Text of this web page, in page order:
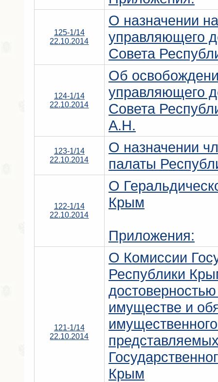
125-1/14
22.10.2014
О назначении
управляющего
Совета
124-1/14
22.10.2014
Об
управляющего
Совета
А.Н.
123-1/14
22.10.2014
О назначении
палаты
122-1/14
22.10.2014
О
Крым
Приложения:
121-1/14
22.10.2014
О Комиссии
Республики
имуществе и
Крым